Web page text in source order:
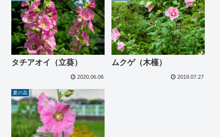
タチアオイ（立葵）
2020.06.06
ムクゲ（木槿）
2019.07.27
夏の花